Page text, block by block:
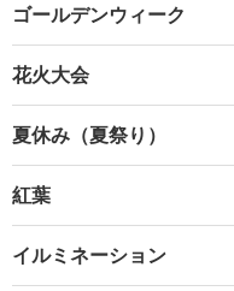
ゴールデンウィーク
花火大会
夏休み（夏祭り）
紅葉
イルミネーション